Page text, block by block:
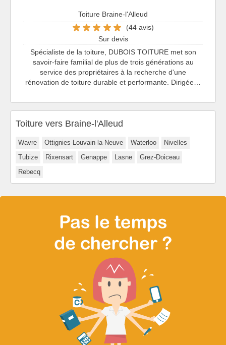
Toiture Braine-l'Alleud
(44 avis)
Sur devis
Spécialiste de la toiture, DUBOIS TOITURE met son
savoir-faire familial de plus de trois générations au
service des propriétaires à la recherche d'une
rénovation de toiture durable et performante. Dirigée…
Toiture vers Braine-l'Alleud
Wavre Ottignies-Louvain-la-Neuve Waterloo
Nivelles
Tubize
Rixensart Genappe Lasne
Grez-Doiceau
Rebecq